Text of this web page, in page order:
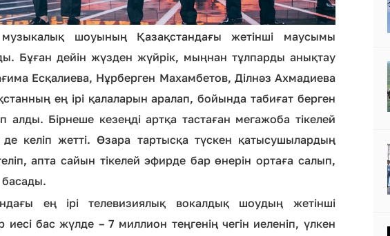
шоуының Қазақстандағы жетінші маусымы
Бұған дейін жүзден жүйрік, мыңнан тұлпарды анықтау
Есқалиева, Нұрберген Махамбетов, Ділнәз Ахмадиева
ең ірі қалаларын аралап, бойында табиғат берген
Бірнеше кезеңді артқа тастаған мегажоба тікелей
де келіп жетті. Өзара тартысқа түскен қатысушылардың
апта сайын тікелей эфирде бар өнерін ортаға салып,
басады.
ең ірі телевизиялық вокалдық шоудың жетінші
бас жүлде – 7 миллион теңгенің чегін иеленіп, үлкен